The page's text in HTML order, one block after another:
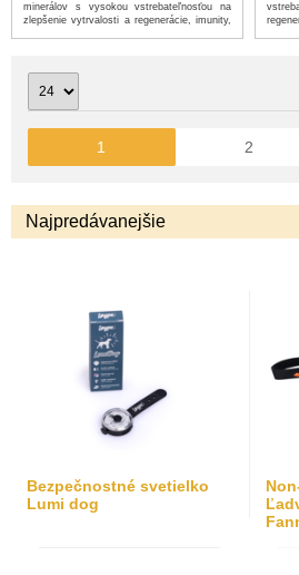
minerálov s vysokou vstrebateľnosťou na
zlepšenie vytrvalosti a regenerácie, imunity,
1 2
Najpredávanejšie
Bezpečnostné svetielko
Lumi dog